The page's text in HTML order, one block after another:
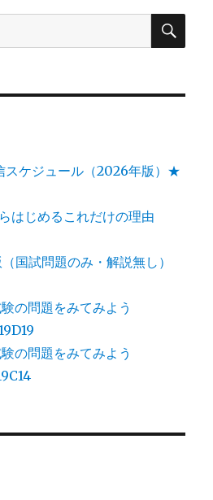
検
ケジュール（2026年版）★
はじめるこれだけの理由
国試問題のみ・解説無し）
験の問題をみてみよう
験の問題をみてみよう